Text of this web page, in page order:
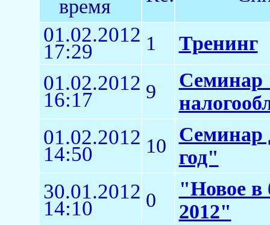
время
01.02.2012
17:29 1 Тренинг
01.02.2012
16:17 9
Семинар
01.02.2012
14:50 10
Семинар
год"
30.01.2012
14:10 0
"Новое в
2012"